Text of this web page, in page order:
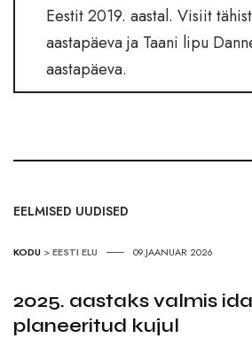
Eestit 2019. aastal. Visiit
aastapäeva ja Taani lipu
aastapäeva.
EELMISED UUDISED
KODU >EESTI ELU 09.JAANUAR 2026
2025. aastaks valmis
planeeritud kujul